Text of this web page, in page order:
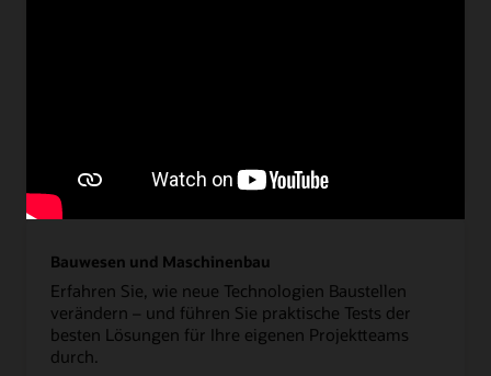
Bauwesen und Maschinenbau
Erfahren Sie, wie neue Technologien Baustellen
verändern – und führen Sie praktische Tests der
besten Lösungen für Ihre eigenen Projektteams
durch.